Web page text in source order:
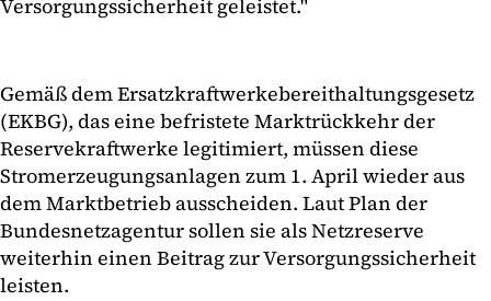
Versorgungssicherheit geleistet."
Gemäß dem Ersatzkraftwerkebereithaltungsgesetz
(EKBG), das eine befristete Marktrückkehr der
Reservekraftwerke legitimiert, müssen diese
Stromerzeugungsanlagen zum 1. April wieder aus
dem Marktbetrieb ausscheiden. Laut Plan der
Bundesnetzagentur sollen sie als Netzreserve
weiterhin einen Beitrag zur Versorgungssicherheit
leisten.